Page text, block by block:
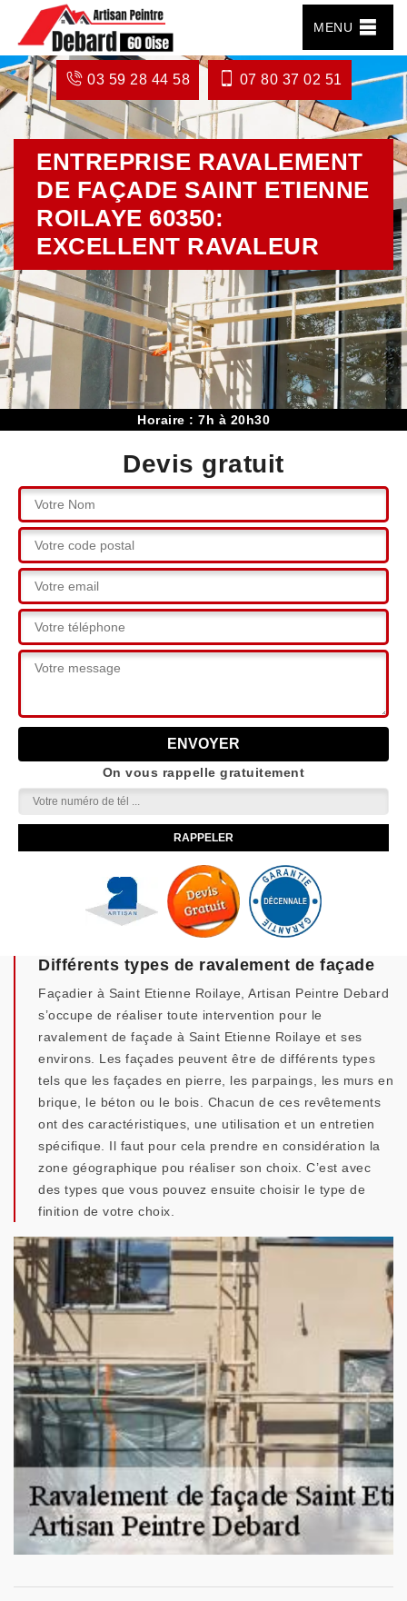
MENU
03 59 28 44 58 07 80 37 02 51
ENTREPRISE RAVALEMENT
DE FAÇADE SAINT ETIENNE
ROILAYE 60350:
EXCELLENT RAVALEUR
Horaire : 7h à 20h30
Devis gratuit
On vous rappelle gratuitement
Différents types de ravalement de façade
Façadier à Saint Etienne Roilaye, Artisan Peintre Debard
s’occupe de réaliser toute intervention pour le
ravalement de façade à Saint Etienne Roilaye et ses
environs. Les façades peuvent être de différents types
tels que les façades en pierre, les parpaings, les murs en
brique, le béton ou le bois. Chacun de ces revêtements
ont des caractéristiques, une utilisation et un entretien
spécifique. Il faut pour cela prendre en considération la
zone géographique pou réaliser son choix. C’est avec
des types que vous pouvez ensuite choisir le type de
finition de votre choix.